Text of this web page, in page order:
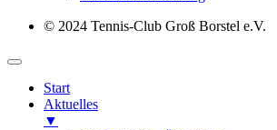
© 2024 Tennis-Club Groß Borstel e.V.
Start
Aktuelles
▼